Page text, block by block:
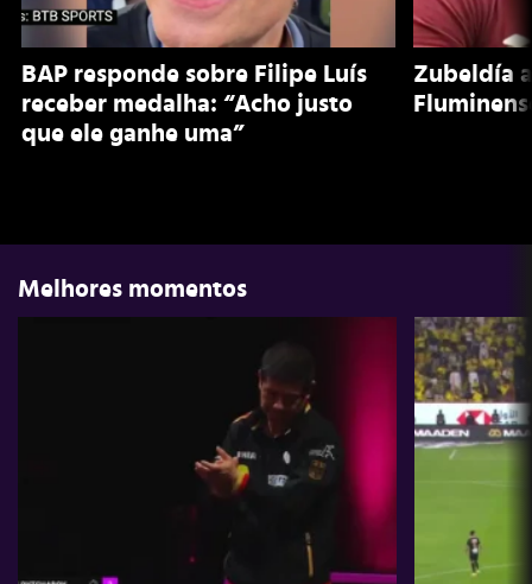
BAP responde sobre Filipe Luís
receber medalha: “Acho justo
que ele ganhe uma”
Zubeldía
Melhores momentos